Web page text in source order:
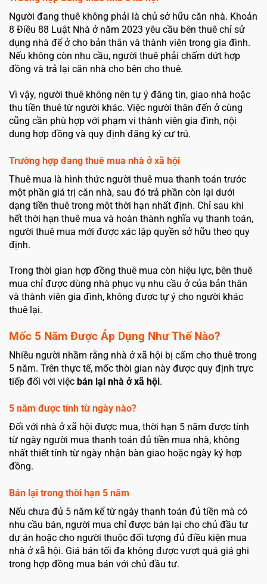
Người đang thuê không phải là chủ sở hữu căn nhà. Khoản
8 Điều 88 Luật Nhà ở năm 2023 yêu cầu bên thuê chỉ sử
dụng nhà để ở cho bản thân và thành viên trong gia đình.
Nếu không còn nhu cầu, người thuê phải chấm dứt hợp
đồng và trả lại căn nhà cho bên cho thuê.
Vì vậy, người thuê không nên tự ý đăng tin, giao nhà hoặc
thu tiền thuê từ người khác. Việc người thân đến ở cùng
cũng cần phù hợp với phạm vi thành viên gia đình, nội
dung hợp đồng và quy định đăng ký cư trú.
Trường hợp đang thuê mua nhà ở xã hội
Thuê mua là hình thức người thuê mua thanh toán trước
một phần giá trị căn nhà, sau đó trả phần còn lại dưới
dạng tiền thuê trong một thời hạn nhất định. Chỉ sau khi
hết thời hạn thuê mua và hoàn thành nghĩa vụ thanh toán,
người thuê mua mới được xác lập quyền sở hữu theo quy
định.
Trong thời gian hợp đồng thuê mua còn hiệu lực, bên thuê
mua chỉ được dùng nhà phục vụ nhu cầu ở của bản thân
và thành viên gia đình, không được tự ý cho người khác
thuê lại.
Mốc 5 Năm Được Áp Dụng Như Thế Nào?
Nhiều người nhầm rằng nhà ở xã hội bị cấm cho thuê trong
5 năm. Trên thực tế, mốc thời gian này được quy định trực
tiếp đối với việc bán lại nhà ở xã hội.
5 năm được tính từ ngày nào?
Đối với nhà ở xã hội được mua, thời hạn 5 năm được tính
từ ngày người mua thanh toán đủ tiền mua nhà, không
nhất thiết tính từ ngày nhận bàn giao hoặc ngày ký hợp
đồng.
Bán lại trong thời hạn 5 năm
Nếu chưa đủ 5 năm kể từ ngày thanh toán đủ tiền mà có
nhu cầu bán, người mua chỉ được bán lại cho chủ đầu tư
dự án hoặc cho người thuộc đối tượng đủ điều kiện mua
nhà ở xã hội. Giá bán tối đa không được vượt quá giá ghi
trong hợp đồng mua bán với chủ đầu tư.